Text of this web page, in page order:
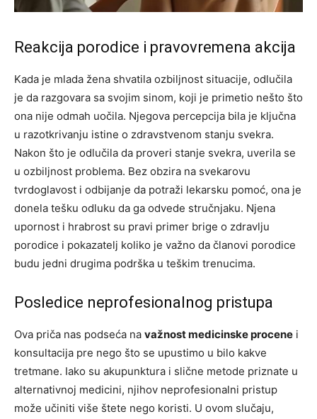
Reakcija porodice i pravovremena akcija
Kada je mlada žena shvatila ozbiljnost situacije, odlučila
je da razgovara sa svojim sinom, koji je primetio nešto što
ona nije odmah uočila. Njegova percepcija bila je ključna
u razotkrivanju istine o zdravstvenom stanju svekra.
Nakon što je odlučila da proveri stanje svekra, uverila se
u ozbiljnost problema. Bez obzira na svekarovu
tvrdoglavost i odbijanje da potraži lekarsku pomoć, ona je
donela tešku odluku da ga odvede stručnjaku. Njena
upornost i hrabrost su pravi primer brige o zdravlju
porodice i pokazatelj koliko je važno da članovi porodice
budu jedni drugima podrška u teškim trenucima.
Posledice neprofesionalnog pristupa
Ova priča nas podseća na važnost medicinske procene i
konsultacija pre nego što se upustimo u bilo kakve
tretmane. Iako su akupunktura i slične metode priznate u
alternativnoj medicini, njihov neprofesionalni pristup
može učiniti više štete nego koristi. U ovom slučaju,